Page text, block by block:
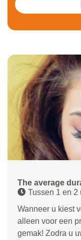
The average
Tussen 1 en 2
Wanneer u kiest
alleen voor een
gemak! Zodra u